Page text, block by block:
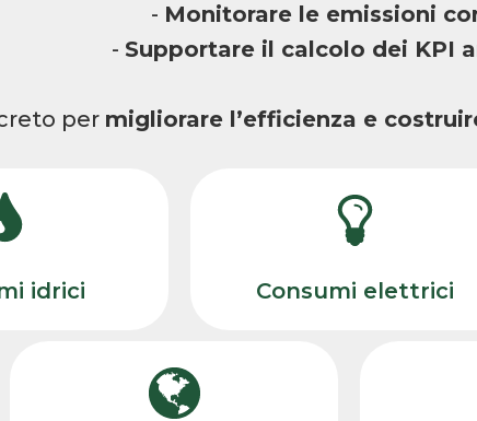
- Monitorare le emissioni
- Supportare il calcolo dei KPI
per migliorare l’efficienza e
idrici Consumi elettrici